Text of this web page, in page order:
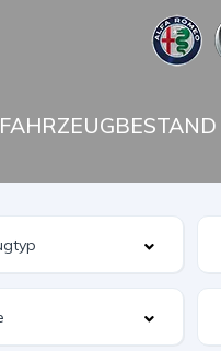
FAHRZEUGBESTAND